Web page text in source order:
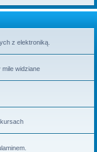
z elektroniką.
widziane